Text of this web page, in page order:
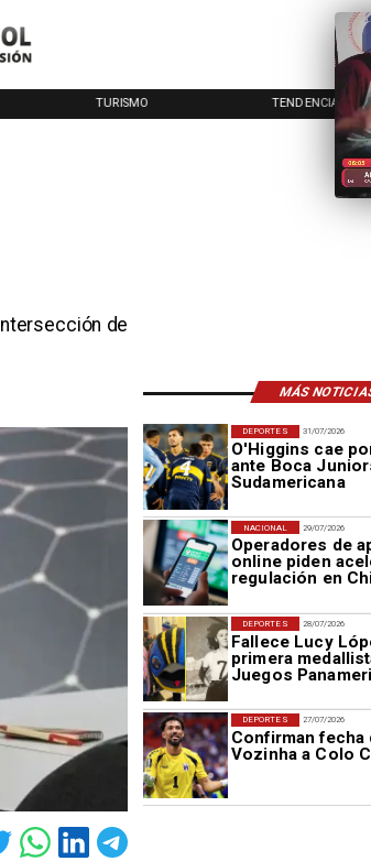
TURISMO TENDENCIAS
de
MÁS
31/07/2026
O'Higgins cae
ante Boca
Sudamericana
DEPORTES
29/07/2026
Operadores de
online piden
regulación en
NACIONAL
28/07/2026
Fallece Lucy
primera
Juegos
DEPORTES
27/07/2026
Confirman fecha
Vozinha a Colo
DEPORTES